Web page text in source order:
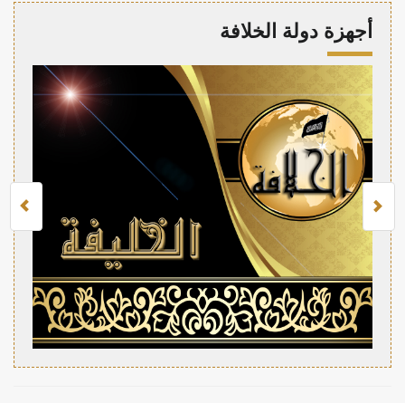
أجهزة دولة الخلافة